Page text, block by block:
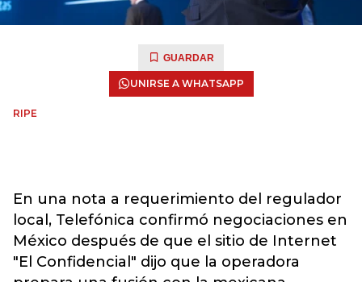
GUARDAR
UNIRSE A WHATSAPP
RIPE
En una nota a requerimiento del regulador
local, Telefónica confirmó negociaciones en
México después de que el sitio de Internet
"El Confidencial" dijo que la operadora